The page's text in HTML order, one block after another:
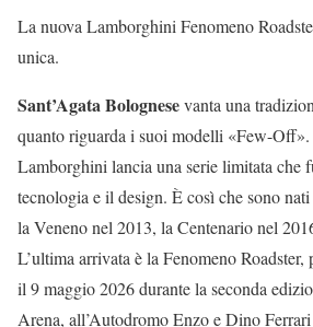
La nuova Lamborghini Fenomeno
unica.
Sant’Agata Bolognesevanta una
quanto riguarda i suoi modelli «Few-
Lamborghini lancia una serie limitata che
tecnologia e il design. È così che sono
la Veneno nel 2013, la Centenario nel
L’ultima arrivata è la Fenomeno Roadster,
il 9 maggio 2026 durante la seconda
Arena, all’Autodromo Enzo e Dino